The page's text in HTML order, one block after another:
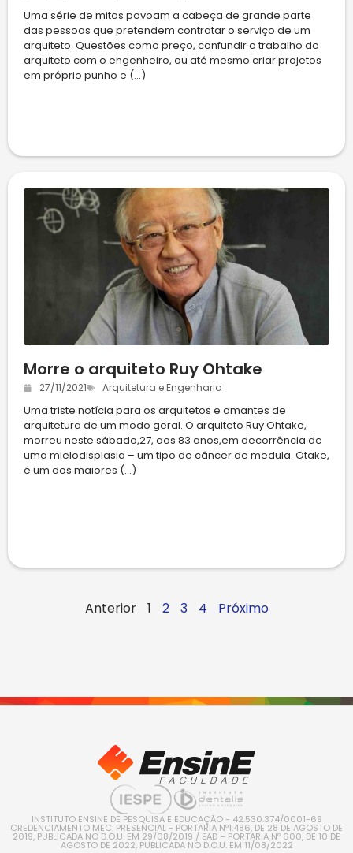
Uma série de mitos povoam a cabeça de grande parte
das pessoas que pretendem contratar o serviço de um
arquiteto. Questões como preço, confundir o trabalho do
arquiteto com o engenheiro, ou até mesmo criar projetos
em próprio punho e (...)
Morre o arquiteto Ruy Ohtake
27/11/2021 Arquitetura e Engenharia
Uma triste notícia para os arquitetos e amantes de
arquitetura de um modo geral. O arquiteto Ruy Ohtake,
morreu neste sábado,27, aos 83 anos,em decorrência de
uma mielodisplasia – um tipo de câncer de medula. Otake,
é um dos maiores (...)
Anterior 1 2 3 4 Próximo
INSTITUTO ENSINE DE PESQUISA E EDUCAÇÃO - 42.530.374/0001-69
CREDENCIAMENTO MEC: PRESENCIAL - PORTARIA Nº1.486, DE 28 DE AGOSTO DE
2019, PUBLICADA NO D.O.U. EM 29/08/2019 / EAD – PORTARIA Nº 600, DE 10 DE
AGOSTO DE 2022, PUBLICADA NO D.O.U. EM 11/08/2022